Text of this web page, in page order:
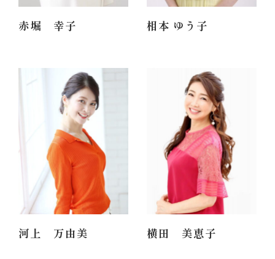
赤堀 幸子 相本 ゆう子
160cm
河上 万由美
60代
156cm
横田 美恵子